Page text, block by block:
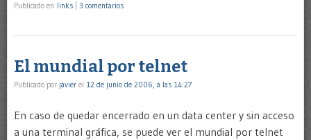
Publicado en links 3 comentarios
El mundial por telnet
Publicado por javier el 12 de junio de 2006, a las 14:27
En caso de quedar encerrado en un data center y sin acceso
a una terminal gráfica, se puede ver el mundial por telnet